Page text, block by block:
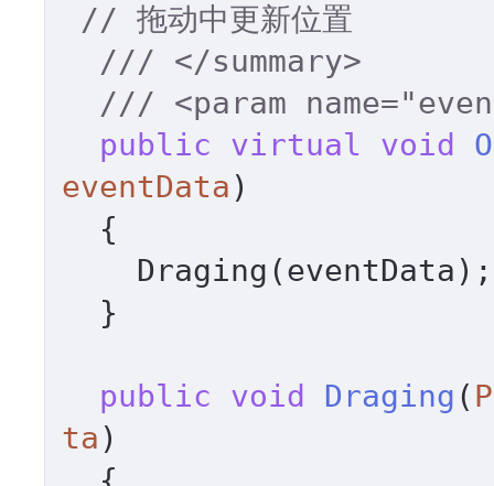
// 拖动中更新位置
///
</summary>
///
<param
public
virtual void
eventData )
public void Draging (
ta )